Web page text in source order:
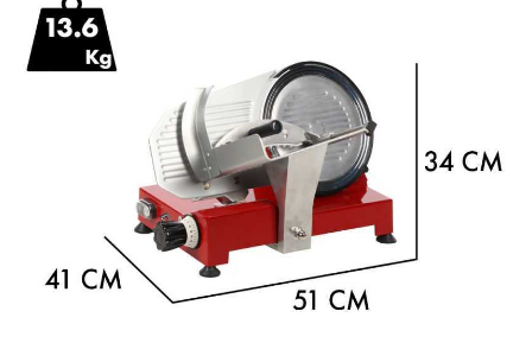
Klimaanlagen – Klimageräte
Knetmaschinen
Kompressoren - elektrisch
Kompressoren für Ernte und Baumschnitt
Kreiseleggen
Küchenreiben - elektrisch
Kükenaufzuchtboxen
E
Echo
Elegen
Energy Gruppi
Enotecnica Pillan